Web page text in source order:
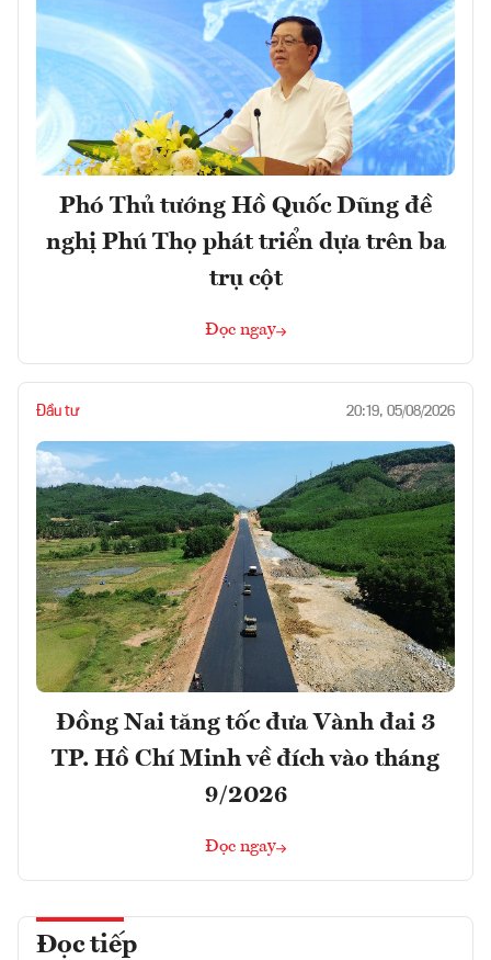
Phó Thủ tướng Hồ Quốc Dũng đề
nghị Phú Thọ phát triển dựa trên ba
trụ cột
Đọc ngay
Đầu tư 20:19, 05/08/2026
Đồng Nai tăng tốc đưa Vành đai 3
TP. Hồ Chí Minh về đích vào tháng
9/2026
Đọc ngay
Đọc tiếp